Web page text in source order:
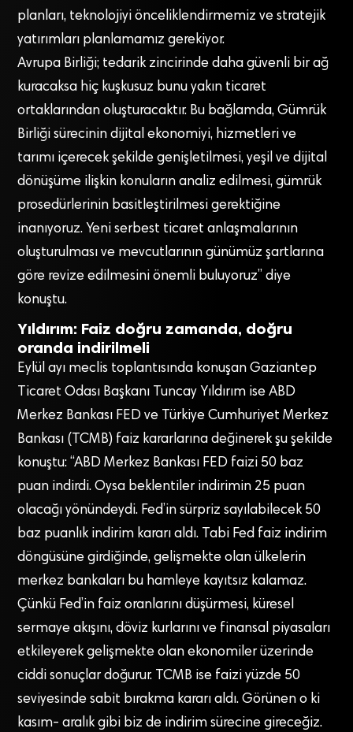
planları, teknolojiyi önceliklendirmemiz ve stratejik
yatırımları planlamamız gerekiyor.
Avrupa Birliği; tedarik zincirinde daha güvenli bir ağ
kuracaksa hiç kuşkusuz bunu yakın ticaret
ortaklarından oluşturacaktır. Bu bağlamda, Gümrük
Birliği sürecinin dijital ekonomiyi, hizmetleri ve
tarımı içerecek şekilde genişletilmesi, yeşil ve dijital
dönüşüme ilişkin konuların analiz edilmesi, gümrük
prosedürlerinin basitleştirilmesi gerektiğine
inanıyoruz. Yeni serbest ticaret anlaşmalarının
oluşturulması ve mevcutlarının günümüz şartlarına
göre revize edilmesini önemli buluyoruz” diye
konuştu.
Yıldırım: Faiz doğru zamanda, doğru
oranda indirilmeli
Eylül ayı meclis toplantısında konuşan Gaziantep
Ticaret Odası Başkanı Tuncay Yıldırım ise ABD
Merkez Bankası FED ve Türkiye Cumhuriyet Merkez
Bankası (TCMB) faiz kararlarına değinerek şu şekilde
konuştu: “ABD Merkez Bankası FED faizi 50 baz
puan indirdi. Oysa beklentiler indirimin 25 puan
olacağı yönündeydi. Fed’in sürpriz sayılabilecek 50
baz puanlık indirim kararı aldı. Tabi Fed faiz indirim
döngüsüne girdiğinde, gelişmekte olan ülkelerin
merkez bankaları bu hamleye kayıtsız kalamaz.
Çünkü Fed’in faiz oranlarını düşürmesi, küresel
sermaye akışını, döviz kurlarını ve finansal piyasaları
etkileyerek gelişmekte olan ekonomiler üzerinde
ciddi sonuçlar doğurur. TCMB ise faizi yüzde 50
seviyesinde sabit bırakma kararı aldı. Görünen o ki
kasım- aralık gibi biz de indirim sürecine gireceğiz.